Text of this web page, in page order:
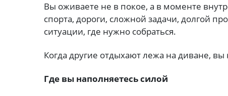
Вы оживаете не в покое, а в моменте
спорта, дороги, сложной задачи, долгой
ситуации, где нужно собраться.
Когда другие отдыхают лежа на диване,
Где вы наполняетесь силой